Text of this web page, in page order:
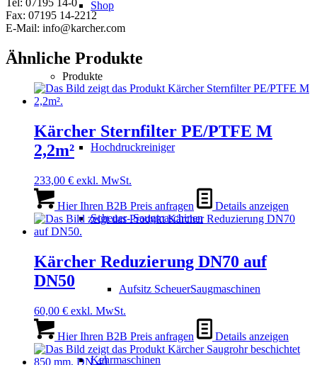
Shop
Produkte
Hochdruckreiniger
Scheuer- Saugmaschinen
Aufsitz ScheuerSaugmaschinen
Kehrmaschinen
Tel: 07195 14-0
Fax: 07195 14-2212
E-Mail: info@karcher.com
Ähnliche Produkte
Kärcher Sternfilter PE/PTFE M
2,2m²
233,00 € exkl. MwSt.
Hier Ihren B2B Preis anfragen Details anzeigen
Kärcher Reduzierung DN70 auf
DN50
60,00 € exkl. MwSt.
Hier Ihren B2B Preis anfragen Details anzeigen